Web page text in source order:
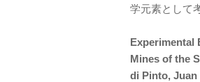
学元素として
Experimental
Mines of the
di Pinto, Juan